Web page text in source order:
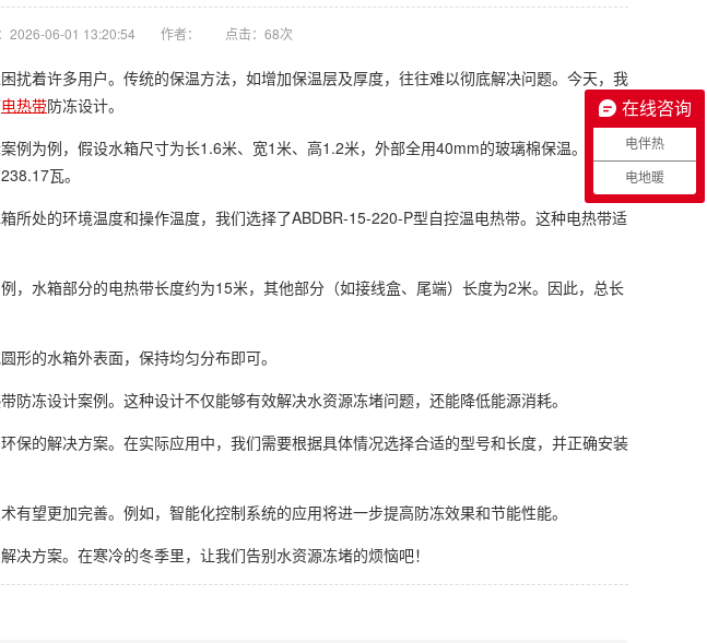
2026-06-01 13:20:54 作者： 点击： 68次
扰着许多用户。传统的保温方法，如增加保温层及厚度，往往难以彻底解决问题。今天，我
电热带防冻设计。
例为例，假设水箱尺寸为长1.6米、宽1米、高1.2米，外部全用40mm的玻璃棉保温。通过
瓦。
所处的环境温度和操作温度，我们选择了ABDBR-15-220-P型自控温电热带。这种电热带适
，水箱部分的电热带长度约为15米，其他部分（如接线盒、尾端）长度为2米。因此，总长
形的水箱外表面，保持均匀分布即可。
防冻设计案例。这种设计不仅能够有效解决水资源冻堵问题，还能降低能源消耗。
保的解决方案。在实际应用中，我们需要根据具体情况选择合适的型号和长度，并正确安装
有望更加完善。例如，智能化控制系统的应用将进一步提高防冻效果和节能性能。
决方案。在寒冷的冬季里，让我们告别水资源冻堵的烦恼吧！
在线咨询
电伴热
电地暖